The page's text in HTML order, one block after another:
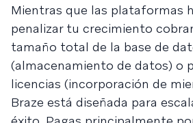
Mientras que las plataformas
penalizar tu crecimiento
tamaño total de la base de
(almacenamiento de datos) o
licencias (incorporación de
Braze está diseñada para